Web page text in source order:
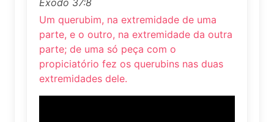
Êxodo 37:8
Um querubim, na extremidade de uma
parte, e o outro, na extremidade da outra
parte; de uma só peça com o
propiciatório fez os querubins nas duas
extremidades dele.